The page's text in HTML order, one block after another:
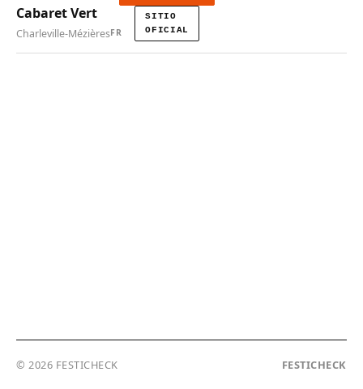
Cabaret Vert
Charleville-MézièresFR
SITIO
OFICIAL
© 2026 FESTICHECK FESTICHECK